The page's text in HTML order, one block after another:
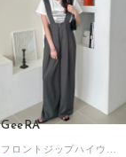
GeeRA